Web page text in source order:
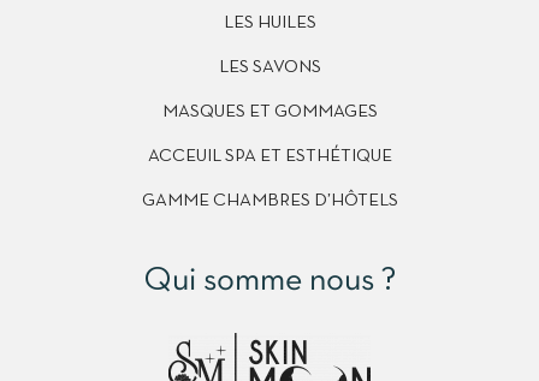
LES HUILES
LES SAVONS
MASQUES ET GOMMAGES
ACCEUIL SPA ET ESTHÉTIQUE
GAMME CHAMBRES D’HÔTELS
Qui somme nous ?